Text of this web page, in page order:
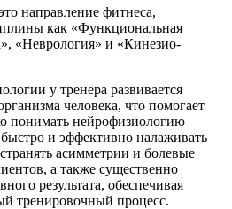
направление фитнеса,
как «Функциональ­ная
«Неврология» и «Кинезио­
у тренера развивается
человека, что помогает
понимать нейрофизио­логию
и эффективно налаживать
асимметрии и болевые
а также существенно
результата, обеспечивая
тренировочный процесс.